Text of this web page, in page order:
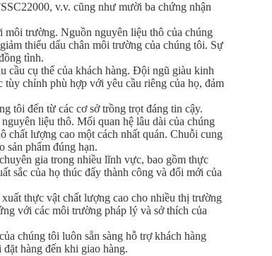
v.v. cũng như mười ba chứng nhận
trường. Nguồn nguyên liệu thô của chúng
thiểu dấu chân môi trường của chúng tôi. Sự
tình.
cầu cụ thể của khách hàng. Đội ngũ giàu kinh
tùy chỉnh phù hợp với yêu cầu riêng của họ, đảm
tôi đến từ các cơ sở trồng trọt đáng tin cậy.
liệu thô. Mối quan hệ lâu dài của chúng
chất lượng cao một cách nhất quán. Chuỗi cung
sản phẩm đúng hạn.
gia trong nhiều lĩnh vực, bao gồm thực
sắc của họ thúc đẩy thành công và đổi mới của
thực vật chất lượng cao cho nhiều thị trường
với các môi trường pháp lý và sở thích của
chúng tôi luôn sẵn sàng hỗ trợ khách hàng
hàng đến khi giao hàng.